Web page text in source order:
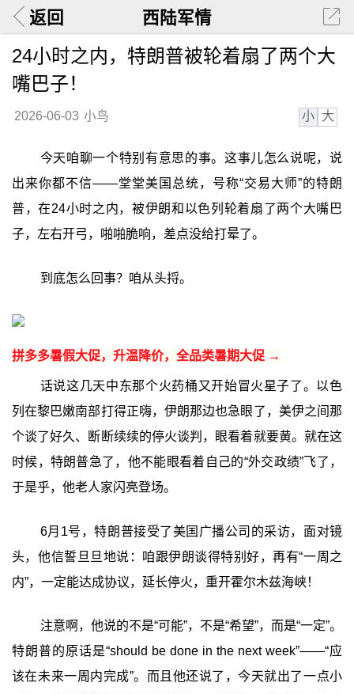
返回 西陆军情
24小时之内，特朗普被轮着扇了两个大
嘴巴子！
2026-06-03 小鸟 小 大
今天咱聊一个特别有意思的事。这事儿怎么说呢，说
出来你都不信——堂堂美国总统，号称“交易大师”的特朗
普，在24小时之内，被伊朗和以色列轮着扇了两个大嘴巴
子，左右开弓，啪啪脆响，差点没给打晕了。
到底怎么回事？咱从头捋。
拼多多暑假大促，升温降价，全品类暑期大促 →
话说这几天中东那个火药桶又开始冒火星子了。以色
列在黎巴嫩南部打得正嗨，伊朗那边也急眼了，美伊之间那
个谈了好久、断断续续的停火谈判，眼看着就要黄。就在这
时候，特朗普急了，他不能眼看着自己的“外交政绩”飞了，
于是乎，他老人家闪亮登场。
6月1号，特朗普接受了美国广播公司的采访，面对镜
头，他信誓旦旦地说：咱跟伊朗谈得特别好，再有“一周之
内”，一定能达成协议，延长停火，重开霍尔木兹海峡！
注意啊，他说的不是“可能”，不是“希望”，而是“一定”。
特朗普的原话是“should be done in the next week”——“应
该在未来一周内完成”。而且他还说了，今天就出了一点小